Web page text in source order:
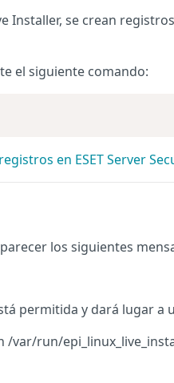
Installer, se crean
el siguiente comando:
en ESET Server
los siguientes
permitida y dará lugar a
/var/run/